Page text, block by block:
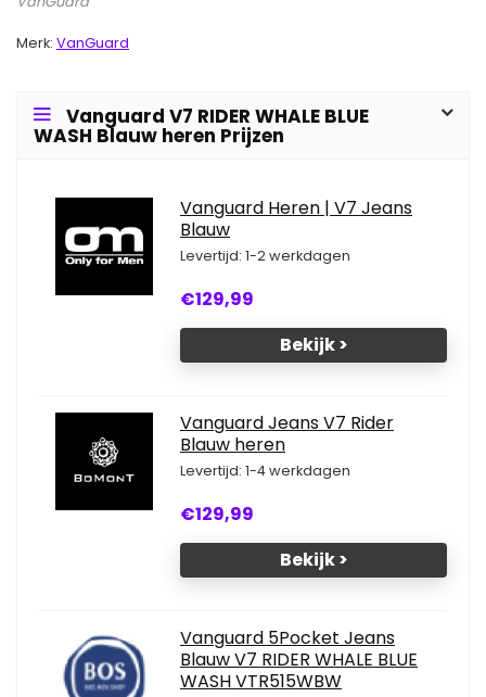
Merk: VanGuard
Vanguard V7 RIDER WHALE BLUE
WASH Blauw heren Prijzen
Vanguard Heren | V7 Jeans
Blauw
Levertijd: 1-2 werkdagen
€129,99
Bekijk >
Vanguard Jeans V7 Rider
Blauw heren
Levertijd: 1-4 werkdagen
€129,99
Bekijk >
Vanguard 5Pocket Jeans
Blauw V7 RIDER WHALE BLUE
WASH VTR515WBW